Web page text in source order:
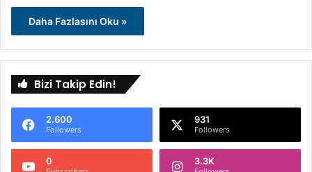
Daha Fazlasını Oku »
Bizi Takip Edin!
2.600
Followers
931
Followers
0 3.3K